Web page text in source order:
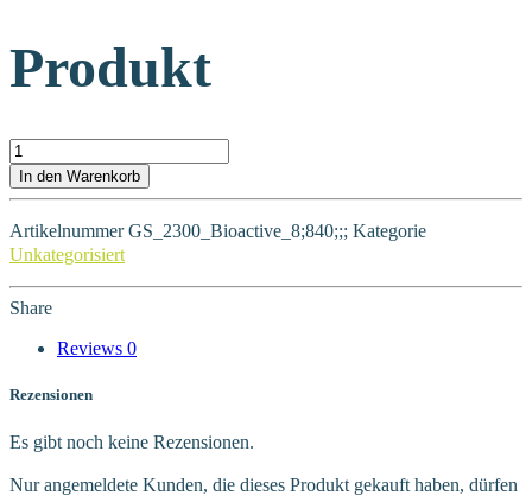
Produkt
Produkt Menge
In den Warenkorb
Artikelnummer GS_2300_Bioactive_8;840;;; Kategorie
Unkategorisiert
Share
Reviews 0
Rezensionen
Es gibt noch keine Rezensionen.
Nur angemeldete Kunden, die dieses Produkt gekauft haben, dürfen